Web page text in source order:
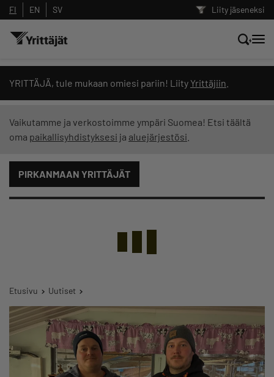
Liity jäseneksi
FI EN SV
YRITTÄJÄ, tule mukaan omiesi pariin! Liity Yrittäjiin
Vaikutamme ja verkostoimme ympäri Suomea! Etsi täältä
oma paikallisyhdistyksesi ja aluejärjestösi
PIRKANMAAN YRITTÄJÄT
Etusivu Uutiset
Hae sivustolta tai kysy suoraan
Yrittäjien tekoälyltä
Suodata hakutuloksia: näytä kaikki sisältö